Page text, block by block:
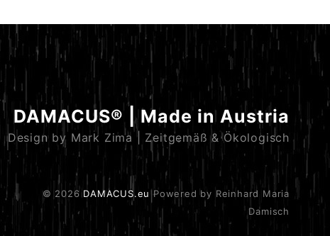
DAMACUS® | Made in Austria
Design by Mark Zima | Zeitgemäß & Ökologisch
© 2026 DAMACUS.eu Powered by Reinhard Maria
Damisch